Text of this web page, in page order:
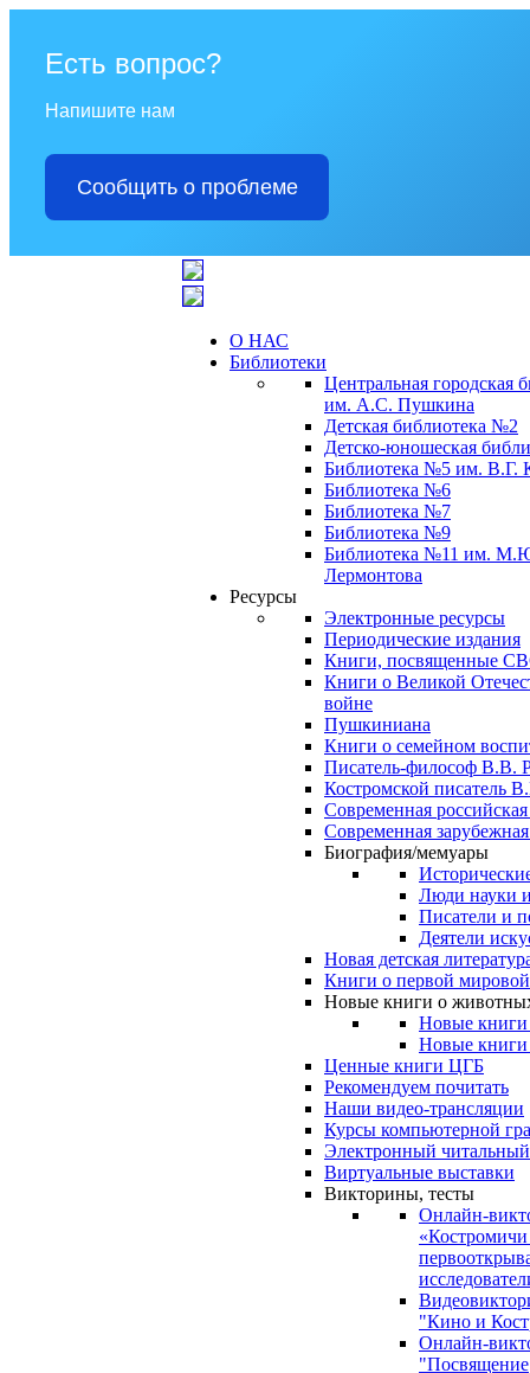
Есть вопрос?
Напишите нам
Сообщить о проблеме
О НАС
Библиотеки
Центральная городская
им. А.С. Пушкина
Детская библиотека №2
Детско-юношеская
Библиотека №5 им. В.Г.
Библиотека №6
Библиотека №7
Библиотека №9
Библиотека №11 им.
Лермонтова
Ресурсы
Электронные ресурсы
Периодические издания
Книги, посвященные
Книги о Великой
войне
Пушкиниана
Книги о семейном
Писатель-философ В.В.
Костромской писатель
Современная российская
Современная
Биография/мемуары
Люди науки
Писатели и
Деятели
Новая детская
Книги о первой
Новые книги о
Новые книги
Новые книги
Ценные книги ЦГБ
Рекомендуем почитать
Наши видео-трансляции
Курсы компьютерной
Электронный читальный
Виртуальные выставки
Викторины, тесты
Онлайн-
"Кино и
Онлайн-
"Посвящение